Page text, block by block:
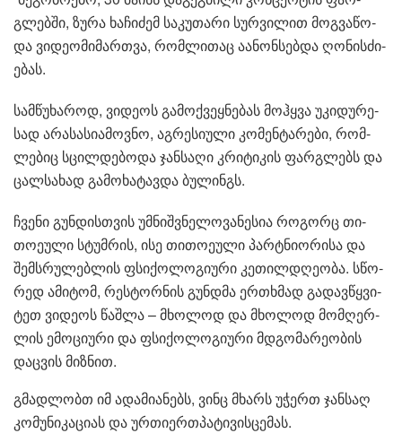
გლებ­ში, ზურა ხა­ჩი­ძემ სა­კუ­თა­რი სურ­ვი­ლით მოგ­ვა­წო­
და ვი­დე­ო­მი­მარ­თვა, რომ­ლი­თაც აა­ნონ­სებ­და ღო­ნის­ძი­
ე­ბას.
სამ­წუ­ხა­როდ, ვი­დე­ოს გა­მოქ­ვეყ­ნე­ბას მოჰ­ყვა უკი­დუ­რე­
სად არა­ს­ა­სი­ა­მოვ­ნო, აგ­რე­სი­უ­ლი კო­მენ­ტა­რე­ბი, რომ­
ლე­ბიც სცილ­დე­ბო­და ჯან­სა­ღი კრი­ტი­კის ფარ­გლებს და
ცალ­სა­ხად გა­მო­ხა­ტავ­და ბუ­ლინგს.
ჩვე­ნი გუნ­დის­თვის უმ­ნიშ­ვნე­ლო­ვა­ნე­სია რო­გორც თი­
თო­ე­უ­ლი სტუმ­რის, ისე თი­თო­ე­უ­ლი პარტნი­ო­რი­სა და
შემ­სრუ­ლებ­ლის ფსი­ქო­ლო­გი­უ­რი კე­თილ­დღე­ო­ბა. სწო­
რედ ამი­ტომ, რეს­ტორ­ნის გუნ­დმა ერ­თხმად გა­დავ­წყვი­
ტეთ ვი­დე­ოს წაშ­ლა – მხო­ლოდ და მხო­ლოდ მომ­ღერ­
ლის ემო­ცი­უ­რი და ფსი­ქო­ლო­გი­უ­რი მდგო­მა­რე­ო­ბის
დაც­ვის მიზ­ნით.
გმად­ლობთ იმ ადა­მი­ა­ნებს, ვინც მხარს უჭერთ ჯან­საღ
კო­მუ­ნი­კა­ცი­ას და ურ­თი­ერ­თპა­ტი­ვის­ცე­მას.